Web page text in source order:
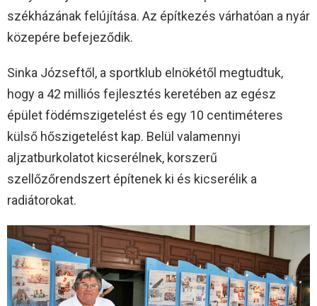
székházának felújítása. Az építkezés várhatóan a nyár
közepére befejeződik.
Sinka Józseftől, a sportklub elnökétől megtudtuk,
hogy a 42 milliós fejlesztés keretében az egész
épület födémszigetelést és egy 10 centiméteres
külső hőszigetelést kap. Belül valamennyi
aljzatburkolatot kicserélnek, korszerű
szellőzőrendszert építenek ki és kicserélik a
radiátorokat.